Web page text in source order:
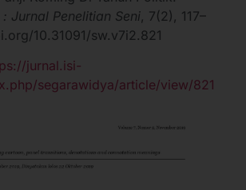
Jurnal Penelitian Seni , 7(2), 117–
10.31091/sw.v7i2.821
jurnal.isi-
segarawidya/article/view/821